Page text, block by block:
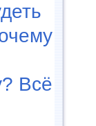
Всё